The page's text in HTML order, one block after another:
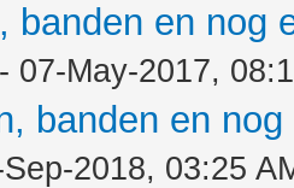
banden en nog
- 07-May-2017,
banden en
2018, 03:25